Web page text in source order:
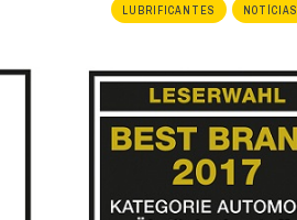
LUBRIFICANTES NOTÍCIAS